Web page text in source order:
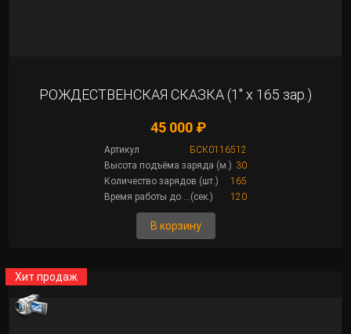
РОЖДЕСТВЕНСКАЯ СКАЗКА (1" х 165 зар.)
45 000 ₽
Артикул
БСК0116512
Высота подъёма заряда (м.) 30
Количество зарядов (шт.)
165
Время работы до ...(сек.)
120
В корзину
Хит продаж